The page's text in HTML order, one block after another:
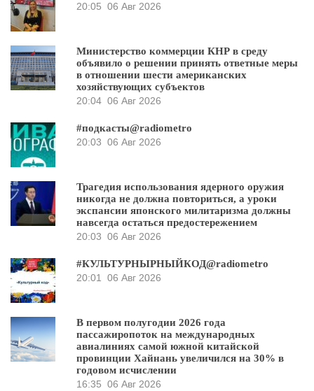
20:05 06 Авг 2026
Министерство коммерции КНР в среду
объявило о решении принять ответные меры
в отношении шести американских
хозяйствующих субъектов
20:04 06 Авг 2026
#подкасты@radiometro
20:03 06 Авг 2026
Трагедия использования ядерного оружия
никогда не должна повториться, а уроки
экспансии японского милитаризма должны
навсегда остаться предостережением
20:03 06 Авг 2026
#КУЛЬТУРНЫРНЫЙКОД@radiometro
20:01
06 Авг 2026
В первом полугодии 2026 года
пассажиропоток на международных
авиалиниях самой южной китайской
провинции Хайнань увеличился на 30% в
годовом исчислении
16:35 06 Авг 2026